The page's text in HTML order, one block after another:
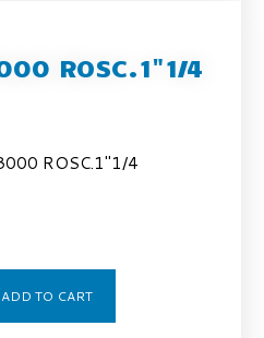
ROSC.1"1/4
ROSC.1″1/4
ADD TO CART